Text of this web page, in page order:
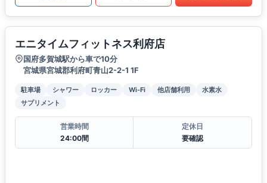
エニタイムフィットネス利府店
国府多賀城駅から車で10分
宮城県宮城郡利府町青山2-2-1 1F
駐車場 シャワー ロッカー Wi-Fi 他店舗利用
水素水
サプリメント
営業時間
24:00間
定休日
要確認